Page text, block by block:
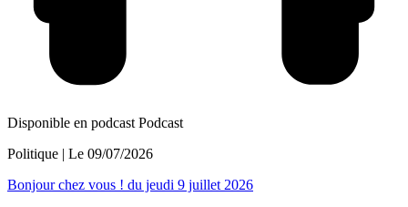
Disponible en podcast Podcast
Politique | Le 09/07/2026
Bonjour chez vous ! du jeudi 9 juillet 2026